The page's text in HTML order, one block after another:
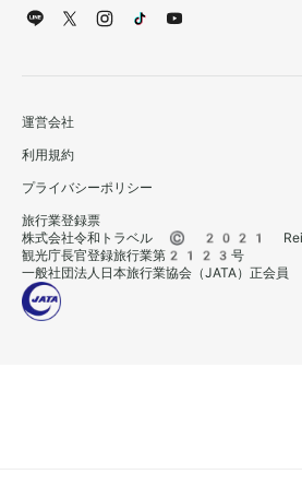
運営会社
利用規約
プライバシーポリシー
旅行業登録票
株式会社令和トラベル © 2021
観光庁長官登録旅行業第2123号
一般社団法人日本旅行業協会（JATA）正会員